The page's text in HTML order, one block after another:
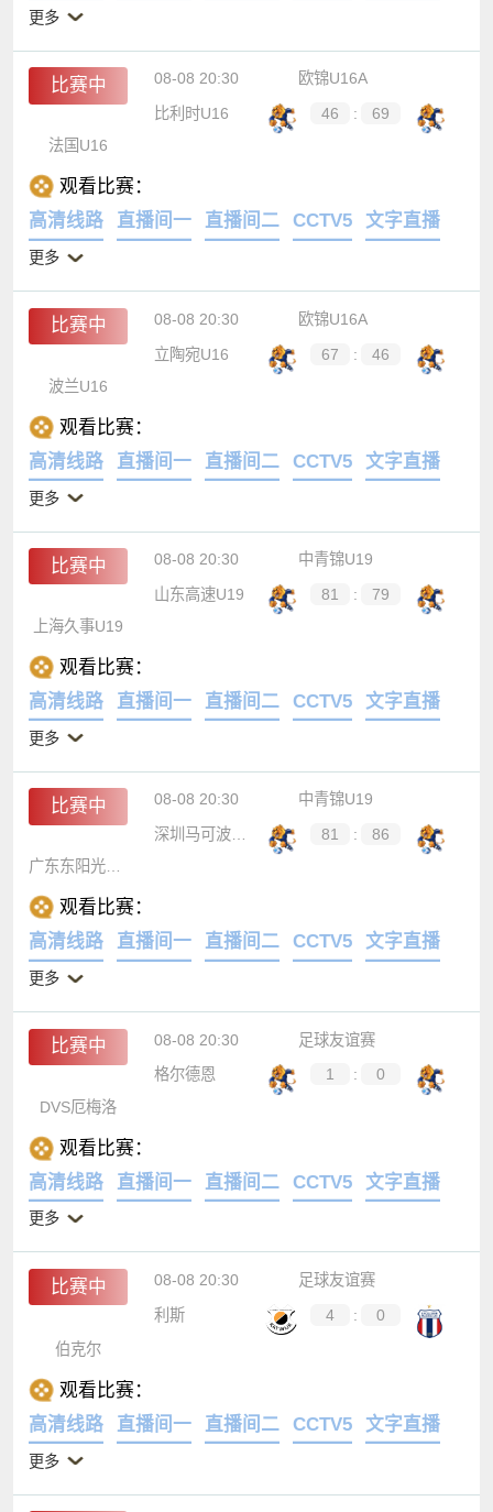
更多
比赛中 08-08 20:30
欧锦U16A
比利时U16
46 :
69
法国U16
观看比赛：
高清线路
直播间一 直播间二 CCTV5 文字直播
更多
比赛中 08-08 20:30
欧锦U16A
立陶宛U16
67 :
46
波兰U16
观看比赛：
高清线路
直播间一 直播间二 CCTV5 文字直播
更多
比赛中 08-08 20:30
中青锦U19
山东高速U19
81 :
79
上海久事U19
观看比赛：
高清线路
直播间一 直播间二 CCTV5 文字直播
更多
比赛中 08-08 20:30
中青锦U19
深圳马可波罗U19
81 :
86
广东东阳光U19
观看比赛：
高清线路
直播间一 直播间二 CCTV5 文字直播
更多
比赛中 08-08 20:30
足球友谊赛
格尔德恩
1 :
0
DVS厄梅洛
观看比赛：
高清线路
直播间一 直播间二 CCTV5 文字直播
更多
比赛中 08-08 20:30
足球友谊赛
利斯
4 :
0
伯克尔
观看比赛：
高清线路
直播间一 直播间二 CCTV5 文字直播
更多